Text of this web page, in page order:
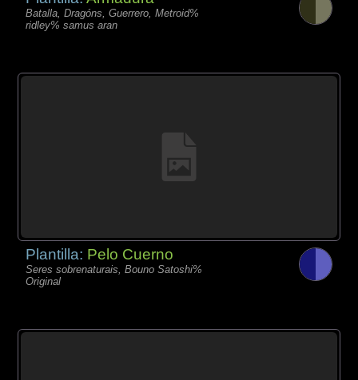
Batalla, Dragóns, Guerrero, Metroid%
ridley% samus aran
Plantilla: Pelo Cuerno
Seres sobrenaturais, Bouno Satoshi%
Original